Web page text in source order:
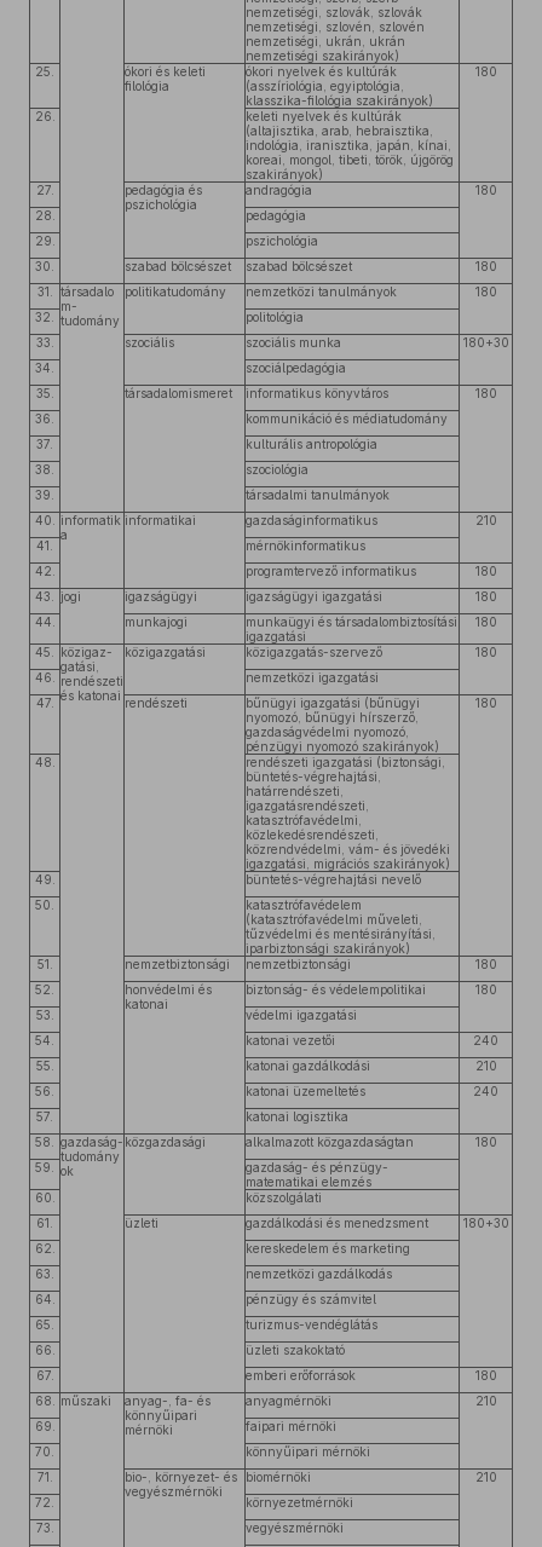
nemzetiségi, szlovák, szlovák
nemzetiségi, szlovén, szlovén
nemzetiségi, ukrán, ukrán
nemzetiségi szakirányok)
25.
ókori és keleti
filológia
ókori nyelvek és kultúrák
(asszíriológia, egyiptológia,
klasszika-filológia szakirányok)
180
26.
keleti nyelvek és kultúrák
(altajisztika, arab, hebraisztika,
indológia, iranisztika, japán, kínai,
koreai, mongol, tibeti, török, újgörög
szakirányok)
27.
pedagógia és
pszichológia
andragógia
180
28.
pedagógia
29.
pszichológia
30.
szabad bölcsészet szabad bölcsészet
180
31.
társadalo
m-
tudomány
politikatudomány nemzetközi tanulmányok
180
32.
politológia
33.
szociális szociális munka
180+30
34.
szociálpedagógia
35.
társadalomismeret informatikus könyvtáros
180
36.
kommunikáció és médiatudomány
37.
kulturális antropológia
38.
szociológia
39.
társadalmi tanulmányok
40.
informatik
a
informatikai gazdaságinformatikus
210
41.
mérnökinformatikus
42.
programtervező informatikus
180
43.
jogi igazságügyi igazságügyi igazgatási
180
44.
munkajogi
munkaügyi és társadalombiztosítási
igazgatási
180
45.
közigaz-
gatási,
rendészeti
és katonai
közigazgatási közigazgatás-szervező
180
46.
nemzetközi igazgatási
47.
rendészeti
bűnügyi igazgatási (bűnügyi
nyomozó, bűnügyi hírszerző,
gazdaságvédelmi nyomozó,
pénzügyi nyomozó szakirányok)
180
48.
rendészeti igazgatási (biztonsági,
büntetés-végrehajtási,
határrendészeti,
igazgatásrendészeti,
katasztrófavédelmi,
közlekedésrendészeti,
közrendvédelmi, vám- és jövedéki
igazgatási, migrációs szakirányok)
49.
büntetés-végrehajtási nevelő
50.
katasztrófavédelem
(katasztrófavédelmi műveleti,
tűzvédelmi és mentésirányítási,
iparbiztonsági szakirányok)
51.
nemzetbiztonsági nemzetbiztonsági
180
52.
honvédelmi és
katonai
biztonság- és védelempolitikai
180
53.
védelmi igazgatási
54.
katonai vezetői
240
55.
katonai gazdálkodási
210
56.
katonai üzemeltetés
240
57.
katonai logisztika
58.
gazdaság-
tudomány
ok
közgazdasági alkalmazott közgazdaságtan
180
59.
gazdaság- és pénzügy-
matematikai elemzés
60.
közszolgálati
61.
üzleti gazdálkodási és menedzsment
180+30
62.
kereskedelem és marketing
63.
nemzetközi gazdálkodás
64.
pénzügy és számvitel
65.
turizmus-vendéglátás
66.
üzleti szakoktató
67.
emberi erőforrások
180
68.
műszaki
anyag-, fa- és
könnyűipari
mérnöki
anyagmérnöki
210
69.
faipari mérnöki
70.
könnyűipari mérnöki
71.
bio-, környezet- és
vegyészmérnöki
biomérnöki
210
72.
környezetmérnöki
73.
vegyészmérnöki